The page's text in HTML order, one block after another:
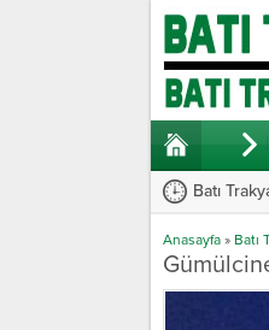
Batı
Anasayfa » Batı